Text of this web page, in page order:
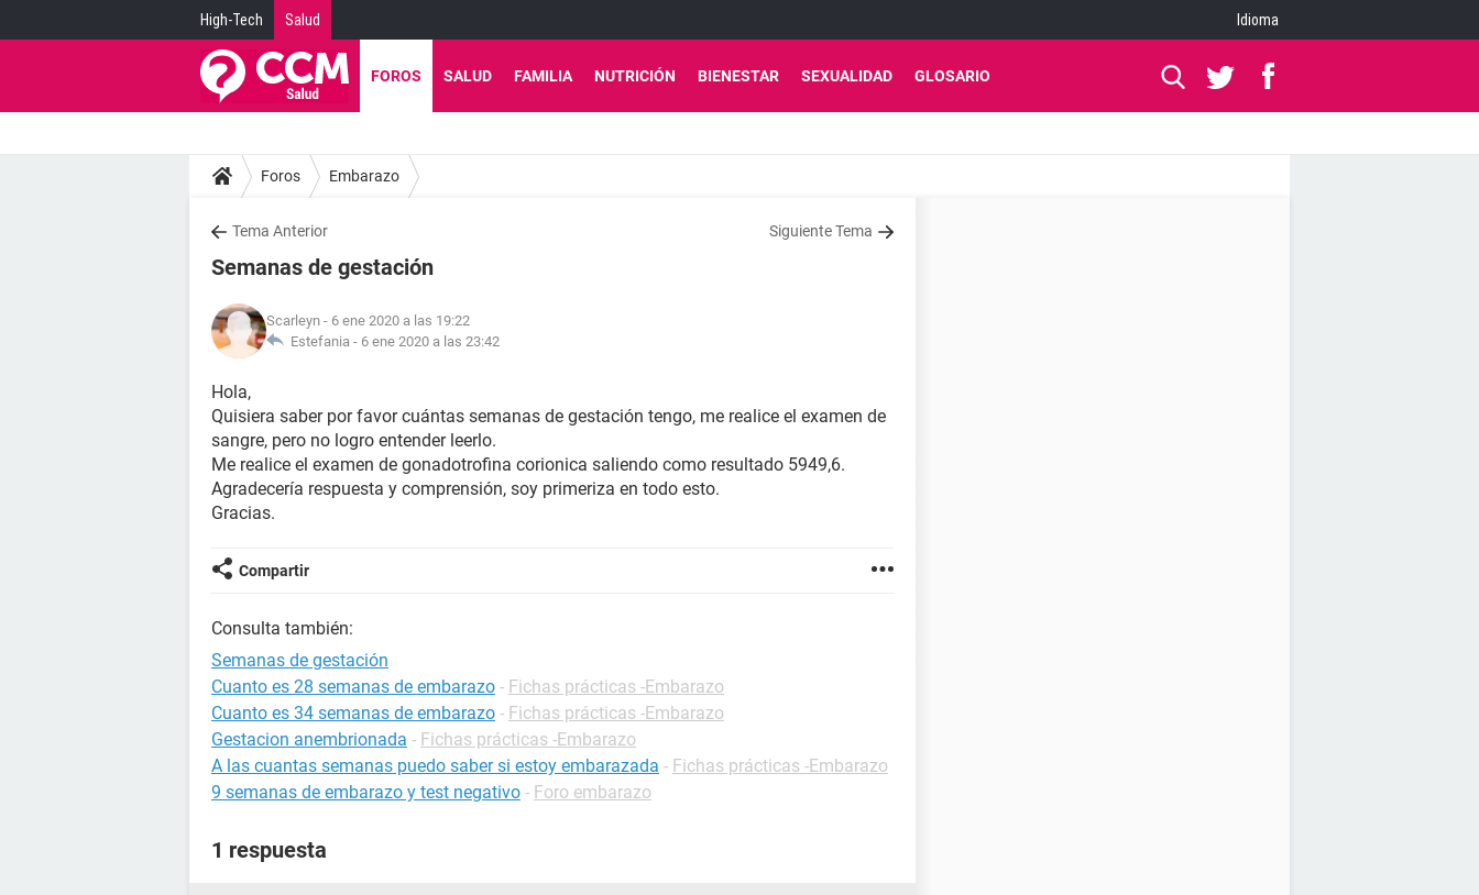
High-Tech Salud Idioma
FOROS SALUD FAMILIA NUTRICIÓN BIENESTAR SEXUALIDAD GLOSARIO
Foros Embarazo
Tema Anterior Siguiente Tema
Semanas de gestación
Scarleyn - 6 ene 2020 a las 19:22
Estefania - 6 ene 2020 a las 23:42
Hola,
Quisiera saber por favor cuántas semanas de gestación tengo, me realice el examen de
sangre, pero no logro entender leerlo.
Me realice el examen de gonadotrofina corionica saliendo como resultado 5949,6.
Agradecería respuesta y comprensión, soy primeriza en todo esto.
Gracias.
Compartir
Consulta también:
Semanas de gestación
Cuanto es 28 semanas de embarazo - Fichas prácticas -Embarazo
Cuanto es 34 semanas de embarazo - Fichas prácticas -Embarazo
Gestacion anembrionada - Fichas prácticas -Embarazo
A las cuantas semanas puedo saber si estoy embarazada - Fichas prácticas -Embarazo
9 semanas de embarazo y test negativo - Foro embarazo
1 respuesta